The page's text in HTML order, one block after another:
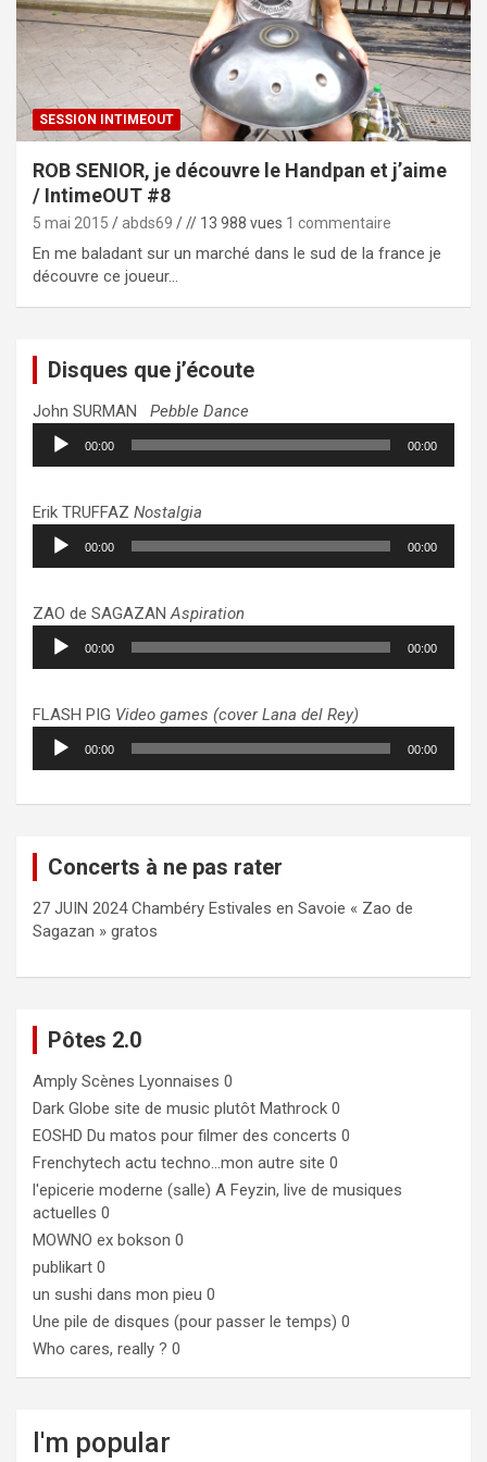
SESSION INTIMEOUT
ROB SENIOR, je découvre le Handpan et j’aime
/ IntimeOUT #8
5 mai 2015 abds69 // 13 988 vues 1 commentaire
En me baladant sur un marché dans le sud de la france je
découvre ce joueur…
Disques que j’écoute
John SURMAN Pebble Dance
Lecteur
audio
00:00 00:00
Erik TRUFFAZ Nostalgia
Lecteur
audio
00:00 00:00
ZAO de SAGAZANAspiration
Lecteur
audio
00:00 00:00
FLASH PIG Video games (cover Lana del Rey)
Lecteur
audio
00:00 00:00
Concerts à ne pas rater
27 JUIN 2024 Chambéry Estivales en Savoie « Zao de
Sagazan » gratos
Pôtes 2.0
Amply Scènes Lyonnaises 0
Dark Globe site de music plutôt Mathrock 0
EOSHD Du matos pour filmer des concerts 0
Frenchytech actu techno…mon autre site 0
l'epicerie moderne (salle) A Feyzin, live de musiques
actuelles 0
MOWNO ex bokson 0
publikart 0
un sushi dans mon pieu 0
Une pile de disques (pour passer le temps) 0
Who cares, really ? 0
I'm popular